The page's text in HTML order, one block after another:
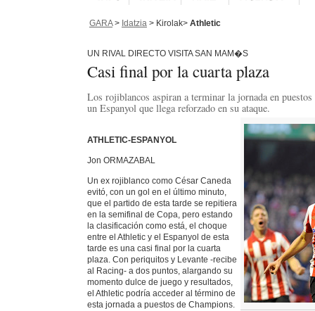
GARA> Idatzia > Kirolak> Athletic
UN RIVAL DIRECTO VISITA SAN MAM�S
Casi final por la cuarta plaza
Los rojiblancos aspiran a terminar la jornada en
un Espanyol que llega reforzado en su ataque.
ATHLETIC-ESPANYOL
Jon ORMAZABAL
Un ex rojiblanco como César Caneda
evitó, con un gol en el último minuto,
que el partido de esta tarde se repitiera
en la semifinal de Copa, pero estando
la clasificación como está, el choque
entre el Athletic y el Espanyol de esta
tarde es una casi final por la cuarta
plaza. Con periquitos y Levante -recibe
al Racing- a dos puntos, alargando su
momento dulce de juego y resultados,
el Athletic podría acceder al término de
esta jornada a puestos de Champions.